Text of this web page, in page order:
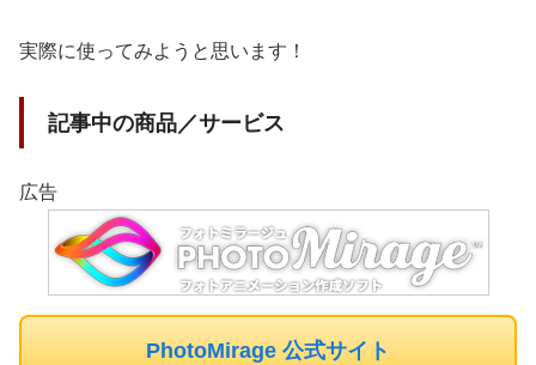
実際に使ってみようと思います！
記事中の商品／サービス
広告
PhotoMirage 公式サイト